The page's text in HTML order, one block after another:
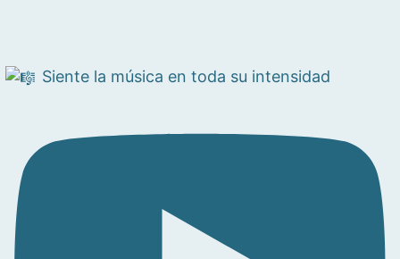
Siente la música en toda su intensidad